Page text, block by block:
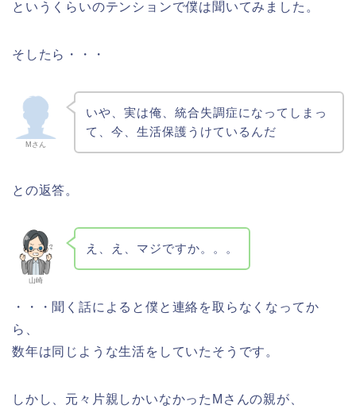
というくらいのテンションで僕は聞いてみました。
そしたら・・・
Mさん
いや、実は俺、統合失調症になってしまっ
て、今、生活保護うけているんだ
との返答。
山崎
え、え、マジですか。。。
・・・聞く話によると僕と連絡を取らなくなってか
ら、
数年は同じような生活をしていたそうです。
しかし、元々片親しかいなかったMさんの親が、